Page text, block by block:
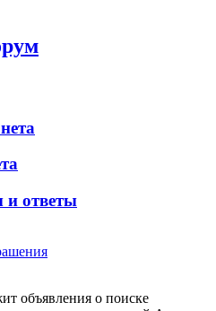
и ответы
объявления о поиске